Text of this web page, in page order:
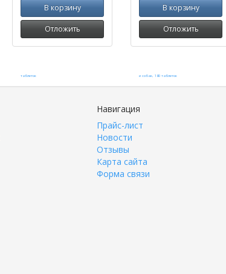
В корзину
Отложить
В корзину
Отложить
Навигация
Прайс-лист
Новости
Отзывы
Карта сайта
Форма связи